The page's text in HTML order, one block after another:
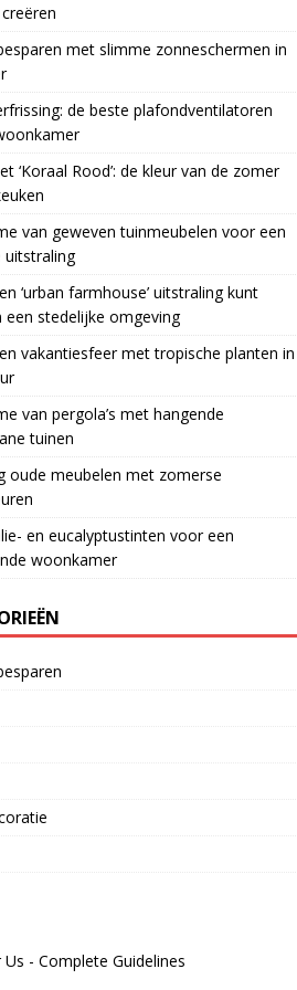
met slimme zonneschermen in
de beste plafondventilatoren
‘Koraal Rood’: de kleur van de zomer
van geweven tuinmeubelen voor een
uitstraling
‘urban farmhouse’ uitstraling kunt
een stedelijke omgeving
vakantiesfeer met tropische planten in
van pergola’s met hangende
tuinen
oude meubelen met zomerse
en eucalyptustinten voor een
woonkamer
- Complete Guidelines